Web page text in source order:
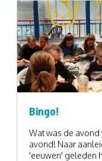
Bingo!
Wat was de avond
avond! Naar
'eeuwen' geleden